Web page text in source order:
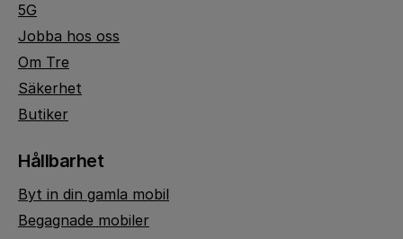
5G
Jobba hos oss
Om Tre
Säkerhet
Butiker
Hållbarhet
Byt in din gamla mobil
Begagnade mobiler